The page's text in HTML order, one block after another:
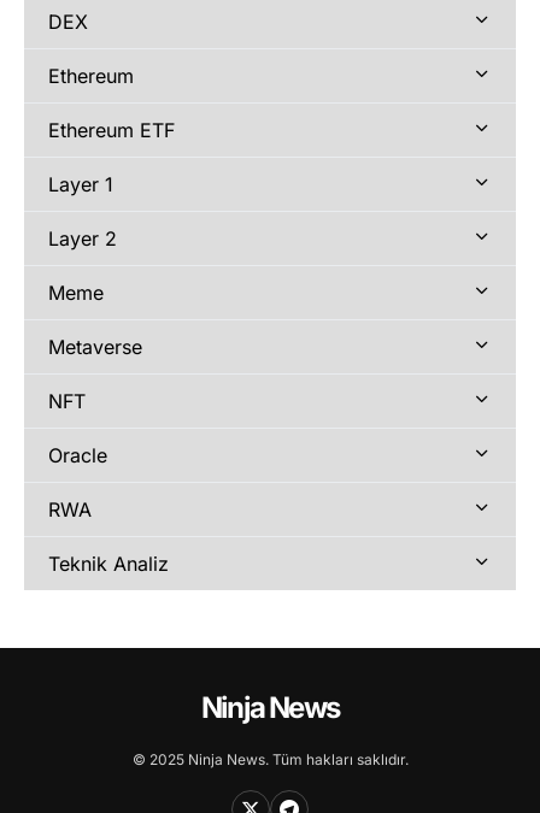
DEX
Ethereum
Ethereum ETF
Layer 1
Layer 2
Meme
Metaverse
NFT
Oracle
RWA
Teknik Analiz
Ninja News
© 2025 Ninja News. Tüm hakları saklıdır.